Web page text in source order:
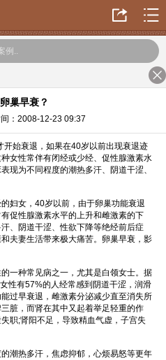
巢早衰？
间：2008-12-23 09:37
始衰退，如果在40岁以前出现衰退迹
女性常伴有闭经或少经、促性腺激素水
现为不同程度的潮热多汗、阴道干涩、
女，40岁以前，由于卵巢功能衰退
促性腺激素水平的上升和雌激素的下
、阴道干涩、性欲下降等绝经前后症
夫妻生活带来极大痛苦。卵巢早衰，影
种常见病之一，尤其是白领女士。据
性有57%的人经常感到阴道干涩，润滑
过早衰退，雌激素分泌减少直至消失所
脏，而肾在其中又起着举足轻重的作
职;肾阳不足，导致精血气虚，子宫失
热多汗，焦虑抑郁，心烦易怒等更年